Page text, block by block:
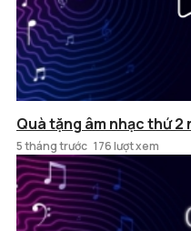
Quà tặng âm nhạc thứ
5 tháng trước 176 lượt xem